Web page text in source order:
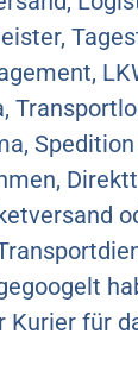
Kurier für